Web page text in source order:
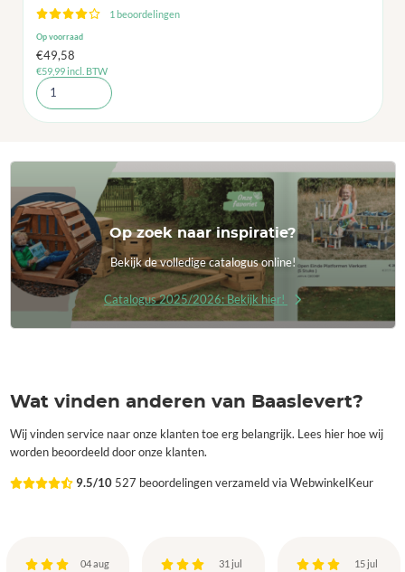
1 beoordelingen
Op voorraad
€49,58
€59,99incl. BTW
Op zoek naar inspiratie?
Bekijk de volledige catalogus online!
Catalogus 2025/2026: Bekijk hier!
Wat vinden anderen van Baaslevert?
Wij vinden service naar onze klanten toe erg belangrijk. Lees hier hoe wij
worden beoordeeld door onze klanten.
9.5/10 527 beoordelingen verzameld via WebwinkelKeur
04 aug 31 jul 15 jul